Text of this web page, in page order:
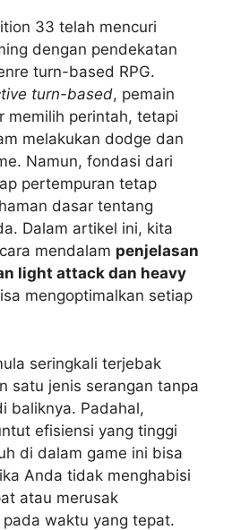
33 telah mencuri
dengan pendekatan
turn-based RPG.
turn-based, pemain
memilih perintah, tetapi
melakukan dodge dan
Namun, fondasi dari
pertempuran tetap
dasar tentang
Dalam artikel ini, kita
mendalam penjelasan
light attack dan heavy
mengoptimalkan setiap
seringkali terjebak
satu jenis serangan tanpa
baliknya. Padahal,
efisiensi yang tinggi
di dalam game ini bisa
Anda tidak menghabisi
atau merusak
waktu yang tepat.